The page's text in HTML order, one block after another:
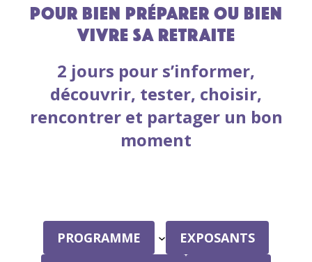
Pour bien préparer ou bien
vivre sa retraite
2 jours pour s’informer,
découvrir, tester, choisir,
rencontrer et partager un bon
moment
PROGRAMME
EXPOSANTS